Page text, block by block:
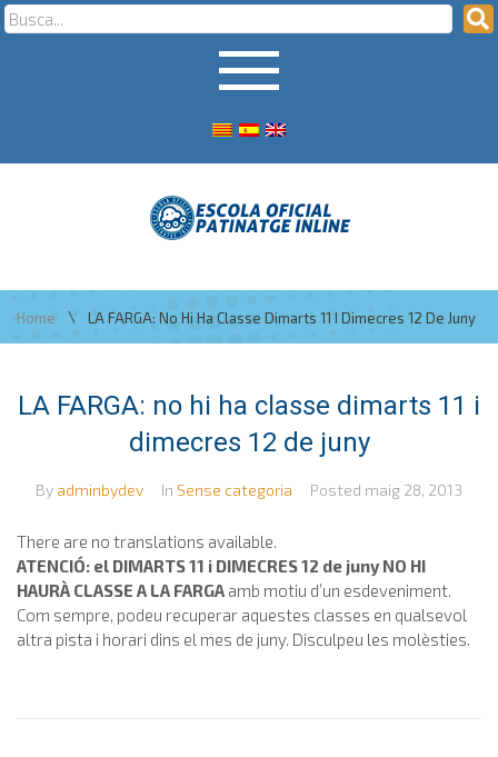
Home \ LA FARGA: No Hi Ha Classe Dimarts 11 I Dimecres 12 De Juny
LA FARGA: no hi ha classe dimarts 11 i
dimecres 12 de juny
By adminbydev In Sense categoria Posted maig 28, 2013
There are no translations available.
ATENCIÓ: el DIMARTS 11 i DIMECRES 12 de juny NO HI
HAURÀ CLASSE A LA FARGA amb motiu d’un esdeveniment.
Com sempre, podeu recuperar aquestes classes en qualsevol
altra pista i horari dins el mes de juny. Disculpeu les molèsties.